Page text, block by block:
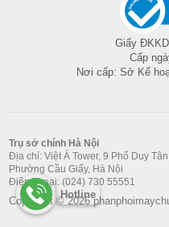
Giấy
Cấp
Nơi cấp: Sở Kế
Trụ sở chính Hà Nội
Địa chỉ: Việt Á Tower, 9 Phố Duy Tân,
Phường Cầu Giấy, Hà Nội
Điện Thoại: (024) 730 55551
Copyright © 2026
Hotline